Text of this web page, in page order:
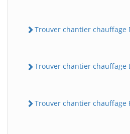
Trouver chantier chauffage
Trouver chantier chauffage
Trouver chantier chauffage